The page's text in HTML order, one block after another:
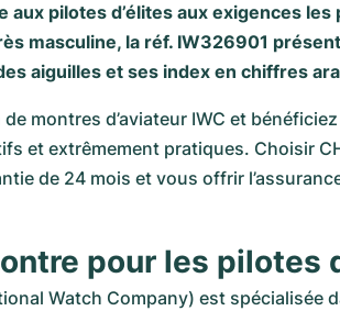
aux pilotes d’élites aux exigences les
masculine, la réf. IW326901
aiguilles et ses index en chiffres
montres d’aviateur IWC et
et extrêmement pratiques. Choisir
de 24 mois et vous offrir
pour les pilotes
Watch Company) est spécialisée